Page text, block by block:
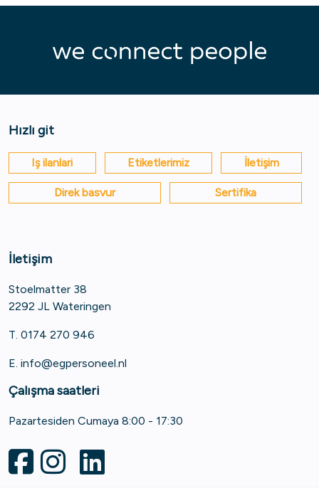
Hızlı git
Iş ilanlari Etiketlerimiz İletişim
Direk basvur Sertifika
İletişim
Stoelmatter 38
2292 JL Wateringen
T. 0174 270 946
E. info@egpersoneel.nl
Çalışma saatleri
Pazartesiden Cumaya 8:00 - 17:30